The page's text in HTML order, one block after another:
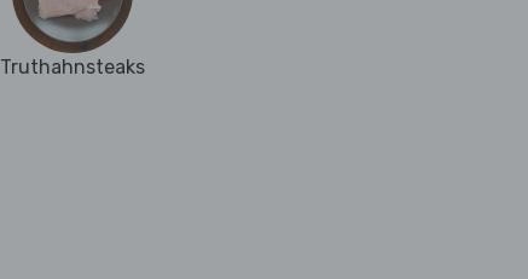
Truthahnsteaks